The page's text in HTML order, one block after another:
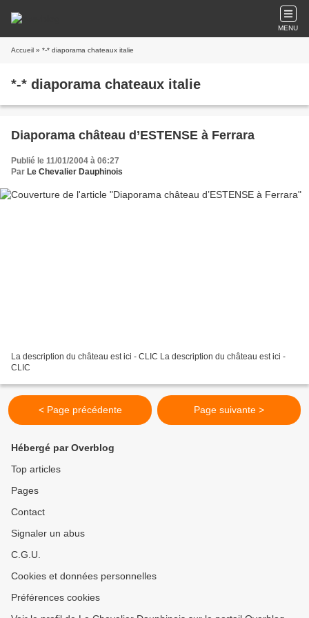
MENU
Accueil » *-* diaporama chateaux italie
*-* diaporama chateaux italie
Diaporama château d’ESTENSE à Ferrara
Publié le 11/01/2004 à 06:27
Par Le Chevalier Dauphinois
La description du château est ici - CLIC La description du château est ici -
CLIC
< Page précédente Page suivante >
Hébergé par Overblog
Top articles
Pages
Contact
Signaler un abus
C.G.U.
Cookies et données personnelles
Préférences cookies